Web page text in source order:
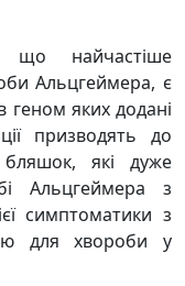
найчастіше
Альцгеймера, є
геном яких додані
призводять до
які дуже
Альцгеймера з
симптоматики з
для хвороби у